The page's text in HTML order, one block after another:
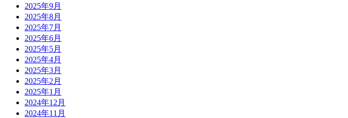
2025年9月
2025年8月
2025年7月
2025年6月
2025年5月
2025年4月
2025年3月
2025年2月
2025年1月
2024年12月
2024年11月